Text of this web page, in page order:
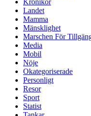
Krönikor
Landet
Mamma
Mänsklighet
Marschen För
Media
Mobil
Nöje
Okategoriserade
Personligt
Resor
Sport
Statist